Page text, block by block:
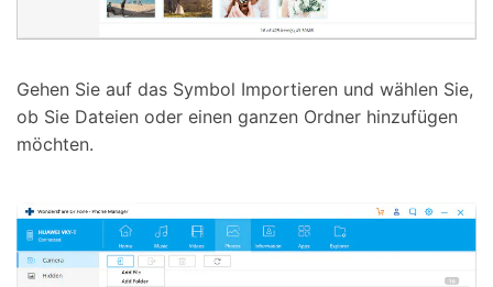
Gehen Sie auf das Symbol Importieren und wählen Sie,
ob Sie Dateien oder einen ganzen Ordner hinzufügen
möchten.